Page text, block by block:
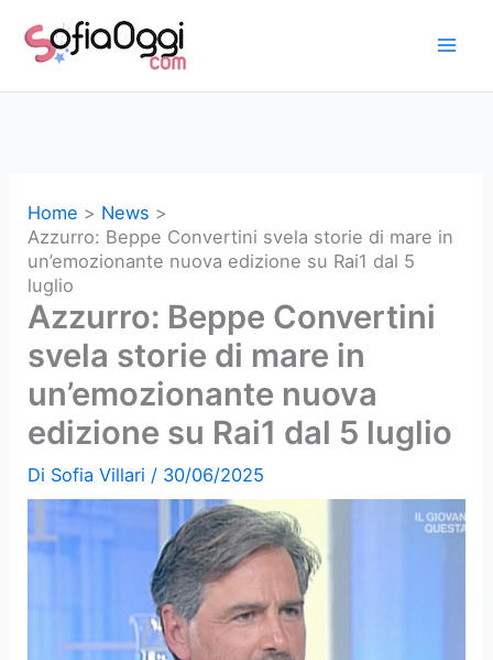
Home
News
Azzurro: Beppe Convertini svela storie di mare in
un’emozionante nuova edizione su Rai1 dal 5
luglio
Azzurro: Beppe Convertini
svela storie di mare in
un’emozionante nuova
edizione su Rai1 dal 5 luglio
Di Sofia Villari / 30/06/2025